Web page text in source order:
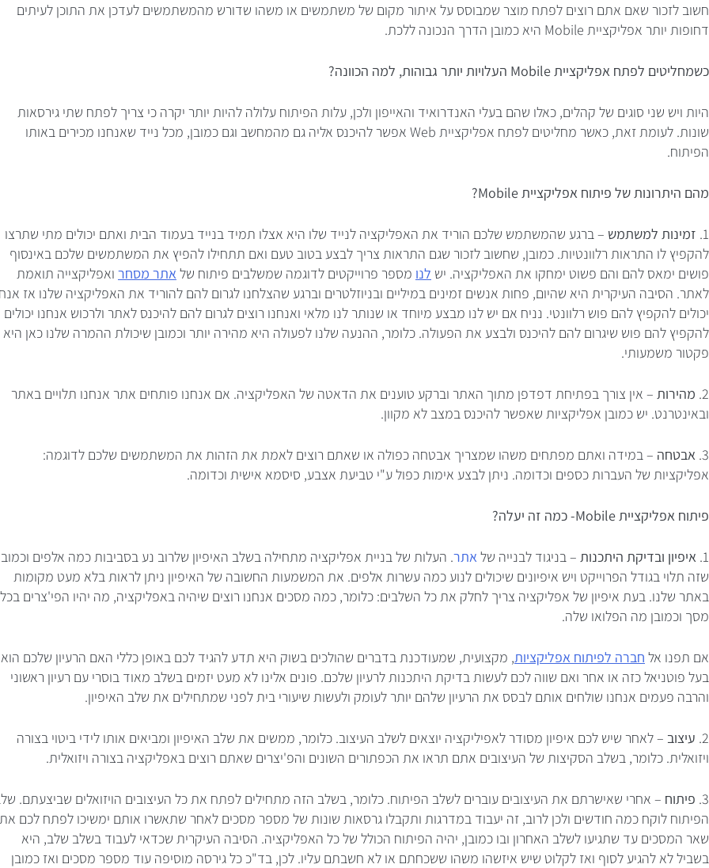
חשוב לזכור שאם אתם רוצים לפתח מוצר שמבוסס על איתור מקום של משתמשים או משהו שדורש מהמשתמשים לעדכן את התוכן לעיתים
דחופות יותר אפליקציית Mobile היא כמובן הדרך הנכונה ללכת.
כשמחליטים לפתח אפליקציית Mobile העלויות יותר גבוהות, למה הכוונה?
היות ויש שני סוגים של קהלים, כאלו שהם בעלי האנדרואיד והאייפון ולכן, עלות הפיתוח עלולה להיות יותר יקרה כי צריך לפתח שתי גירסאות
שונות. לעומת זאת, כאשר מחליטים לפתח אפליקציית Web אפשר להיכנס אליה גם מהמחשב וגם כמובן, מכל נייד שאנחנו מכירים באותו
הפיתוח.
מהם היתרונות של פיתוח אפליקציית Mobile?
1. זמינות למשתמש – ברגע שהמשתמש שלכם הוריד את האפליקציה לנייד שלו היא אצלו תמיד בנייד בעמוד הבית ואתם יכולים מתי שתרצו
להקפיץ לו התראות רלוונטיות. כמובן, שחשוב לזכור שגם התראות צריך לבצע בטוב טעם ואם תתחילו להפיץ את המשתמשים שלכם באינסוף
פושים ימאס להם והם פשוט ימחקו את האפליקציה. יש לנו מספר פרוייקטים לדוגמה שמשלבים פיתוח שלאתר מסחר ואפליקצייה תואמת
לאתר. הסיבה העיקרית היא שהיום, פחות אנשים זמינים במיליים ובניוזלטרים וברגע שהצלחנו לגרום להם להוריד את האפליקציה שלנו אז
יכולים להקפיץ להם פוש רלוונטי. נניח אם יש לנו מבצע מיוחד או שנותר לנו מלאי ואנחנו רוצים לגרום להם להיכנס לאתר ולרכוש אנחנו יכולים
להקפיץ להם פוש שיגרום להם להיכנס ולבצע את הפעולה. כלומר, ההנעה שלנו לפעולה היא מהירה יותר וכמובן שיכולת ההמרה שלנו כאן היא
פקטור משמעותי.
2. מהירות – אין צורך בפתיחת דפדפן מתוך האתר וברקע טוענים את הדאטה של האפליקציה. אם אנחנו פותחים אתר אנחנו תלויים באתר
ובאינטרנט. יש כמובן אפליקציות שאפשר להיכנס במצב לא מקוון.
3. אבטחה – במידה ואתם מפתחים משהו שמצריך אבטחה כפולה או שאתם רוצים לאמת את הזהות את המשתמשים שלכם לדוגמה:
אפליקציות של העברות כספים וכדומה. ניתן לבצע אימות כפול ע"י טביעת אצבע, סיסמא אישית וכדומה.
פיתוח אפליקציית Mobile- כמה זה יעלה?
1. איפיון ובדיקת היתכנות – בניגוד לבנייה שלאתר. העלות של בניית אפליקציה מתחילה בשלב האיפיון שלרוב נע בסביבות כמה אלפים
שזה תלוי בגודל הפרוייקט ויש איפיונים שיכולים לנוע כמה עשרות אלפים. את המשמעות החשובה של האיפיון ניתן לראות בלא מעט מקומות
באתר שלנו. בעת איפיון של אפליקציה צריך לחלק את כל השלבים: כלומר, כמה מסכים אנחנו רוצים שיהיה באפליקציה, מה יהיו הפי'צרים בכל
מסך וכמובן מה הפלואו שלה.
אם תפנו אל חברה לפיתוח אפליקציות, מקצועית, שמעודכנת בדברים שהולכים בשוק היא תדע להגיד לכם באופן כללי האם הרעיון שלכם הוא
בעל פוטניאל כזה או אחר ואם שווה לכם לעשות בדיקת היתכנות לרעיון שלכם. פונים אלינו לא מעט יזמים בשלב מאוד בוסרי עם רעיון ראשוני
והרבה פעמים אנחנו שולחים אותם לבסס את הרעיון שלהם יותר לעומק ולעשות שיעורי בית לפני שמתחילים את שלב האיפיון.
2. עיצוב – לאחר שיש לכם איפיון מסודר לאפיליקציה יוצאים לשלב העיצוב. כלומר, ממשים את שלב האיפיון ומביאים אותו לידי ביטוי בצורה
ויזואלית. כלומר, בשלב הסקיצות של העיצובים אתם תראו את הכפתורים השונים והפ'יצרים שאתם רוצים באפליקציה בצורה ויזואלית.
3. פיתוח – אחרי שאישרתם את העיצובים עוברים לשלב הפיתוח. כלומר, בשלב הזה מתחילים לפתח את כל העיצובים הויזואלים שביצעתם.
הפיתוח לוקח כמה חודשים ולכן לרוב, זה יעבוד במדרגות ותקבלו גרסאות שונות של מספר מסכים לאחר שתאשרו אותם ימשיכו לפתח לכם את
שאר המסכים עד שתגיעו לשלב האחרון ובו כמובן, יהיה הפיתוח הכולל של כל האפליקציה. הסיבה העיקרית שכדאי לעבוד בשלב שלב, היא
בשביל לא להגיע לסוף ואז לקלוט שיש איזשהו משהו ששכחתם או לא חשבתם עליו. לכן, בד"כ כל גירסה מוסיפה עוד מספר מסכים ואז כמובן